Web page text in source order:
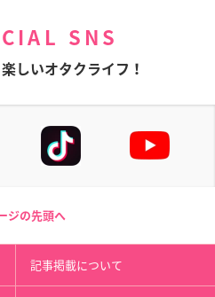
SNS
しいオタクライフ！
ジの先頭へ
記事掲載について